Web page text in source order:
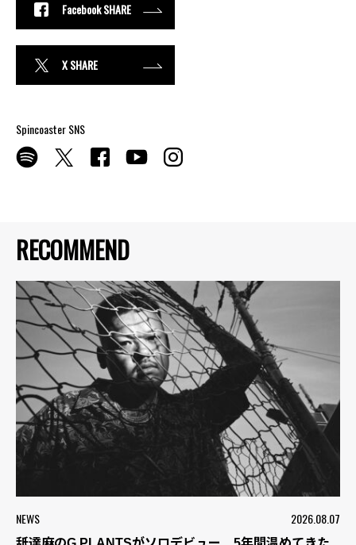
RECOMMEND
NEWS 2026.08.07
Facebook SHARE
X SHARE
Spincoaster SNS